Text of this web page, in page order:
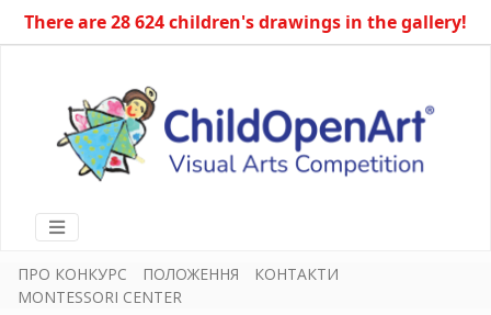
There are 28 624 children's drawings in the gallery!
ПРО КОНКУРС ПОЛОЖЕННЯ
КОНТАКТИ
MONTESSORI CENTER